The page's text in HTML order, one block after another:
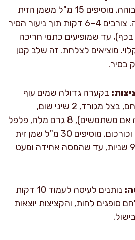
על להבה בינונית-גבוהה. מוסיפים 15 מ"ל משמן הזית
של הסיר ואת הבמיה. צורבים 4–6 דקות תוך ניעור הסיר
עד שמופיעים כתמי חריכה
מוציאים לצלחת. זה שלב קטן
בסיר.
בקערה גדולה שמים עוף
טחון, ביצה, פירורי לחם, בצל מגורד, 2 שיני שום,
פטרוזיליה (וכוסברה אם משתמשים), 8 גרם מלח, פלפל
שחור, כמון, פפריקה וכורכום. מוסיפים 30 מ"ל שמן זית
ולשים בידיים 60–90 שניות, עד שהמסה אחידה ומעט
נותנים לעיסה לעמוד 10 דקות
סופגים לחות, והקציצות יוצאות